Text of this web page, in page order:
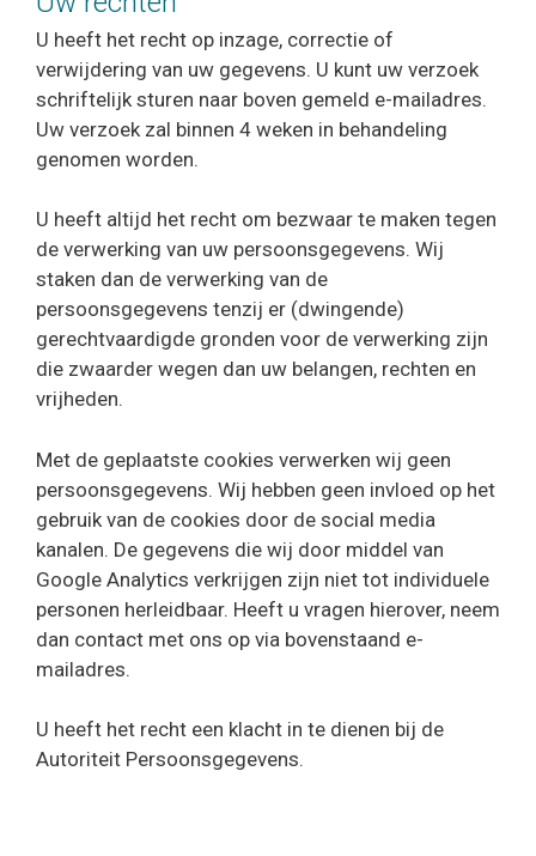
U heeft het recht op inzage, correctie of
verwijdering van uw gegevens. U kunt uw verzoek
schriftelijk sturen naar boven gemeld e-mailadres.
Uw verzoek zal binnen 4 weken in behandeling
genomen worden.
U heeft altijd het recht om bezwaar te maken tegen
de verwerking van uw persoonsgegevens. Wij
staken dan de verwerking van de
persoonsgegevens tenzij er (dwingende)
gerechtvaardigde gronden voor de verwerking zijn
die zwaarder wegen dan uw belangen, rechten en
vrijheden.
Met de geplaatste cookies verwerken wij geen
persoonsgegevens. Wij hebben geen invloed op het
gebruik van de cookies door de social media
kanalen. De gegevens die wij door middel van
Google Analytics verkrijgen zijn niet tot individuele
personen herleidbaar. Heeft u vragen hierover, neem
dan contact met ons op via bovenstaand e-
mailadres.
U heeft het recht een klacht in te dienen bij de
Autoriteit Persoonsgegevens.